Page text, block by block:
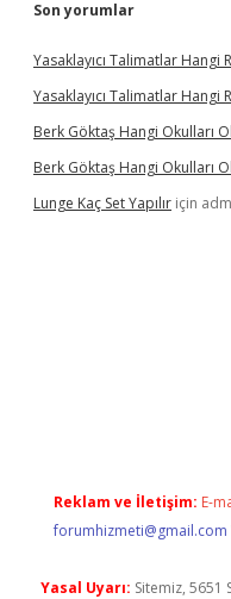
Son yorumlar
Yasaklayıcı Talimatlar Hangi
Yasaklayıcı Talimatlar Hangi
Berk Göktaş Hangi Okulları
Berk Göktaş Hangi Okulları
Lunge Kaç Set Yapılır için
Reklam ve İletişim: E-
forumhizmeti@gmail.com
Yasal Uyarı: Sitemiz, 5651